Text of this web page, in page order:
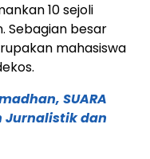
10 sejoli
Sebagian besar
mahasiswa
SUARA
Jurnalistik dan